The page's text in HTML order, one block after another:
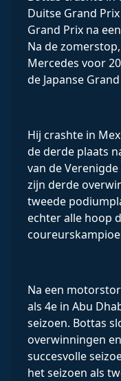
Duitse Grand
Grand Prix na
Na de
Mercedes voor
de Japanse
Hij crashte in
de derde plaats
van de
zijn derde
tweede
echter alle hoop
Na een
als 4e in Abu
seizoen. Bottas
overwinningen
succesvolle
het seizoen als